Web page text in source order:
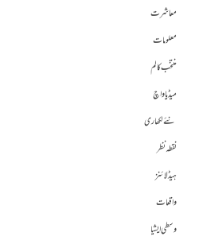
معاشرت
معلومات
منتخب کالم
میڈیا واچ
نئے لکھاری
نقطہ نظر
ہیڈلائنز
واقعات
وسطی ایشیا